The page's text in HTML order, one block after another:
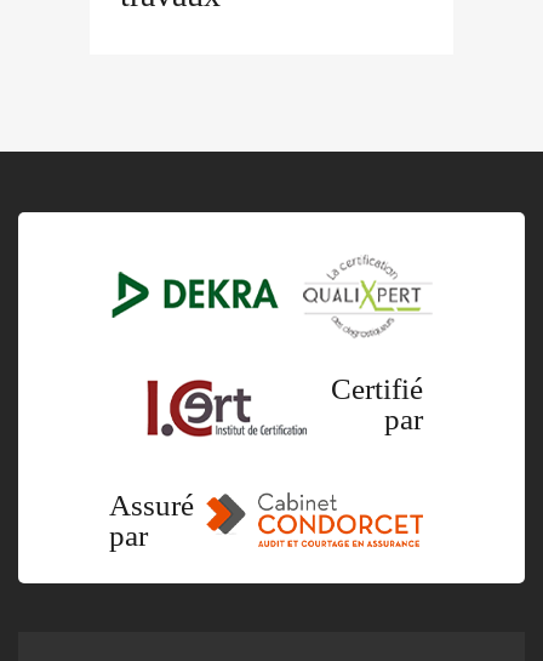
Certifié
par
Assuré
par